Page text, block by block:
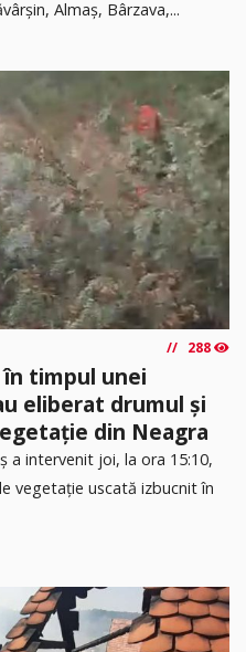
Almaș, Bârzava,...
288
în timpul unei
eliberat drumul și
din Neagra
a intervenit joi, la ora 15:10,
vegetație uscată izbucnit în